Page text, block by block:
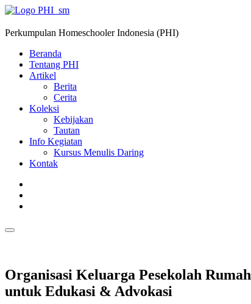
Perkumpulan Homeschooler Indonesia (PHI)
Beranda
Tentang PHI
Artikel
Berita
Cerita
Koleksi
Kebijakan
Tautan
Info Kegiatan
Kursus Menulis Daring
Kontak
Organisasi Keluarga Pesekolah Rumah
untuk Edukasi & Advokasi